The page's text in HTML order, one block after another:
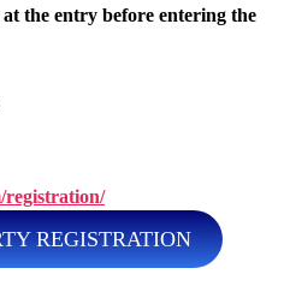
at the entry before entering the
registration/
REGISTRATION